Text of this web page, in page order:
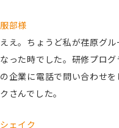
服部様
ええ。ちょうど私が荏原グ
なった時でした。研修プロ
の企業に電話で問い合わせ
クさんでした。
シェイク